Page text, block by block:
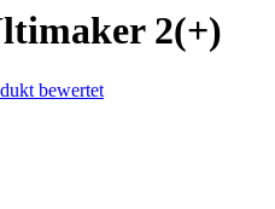
2(+)
bewertet